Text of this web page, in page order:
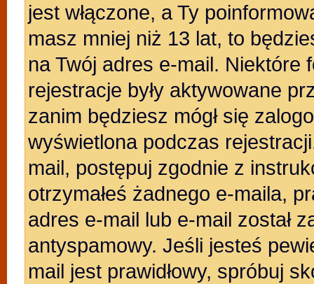
jest włączone, a Ty
masz mniej niż 13 lat, to
na Twój adres e-mail. Niektóre
rejestracje były aktywowane
zanim będziesz mógł się
wyświetlona podczas
mail, postępuj zgodnie z
otrzymałeś żadnego e-maila,
adres e-mail lub e-mail został
antyspamowy. Jeśli jesteś
mail jest prawidłowy, spróbuj